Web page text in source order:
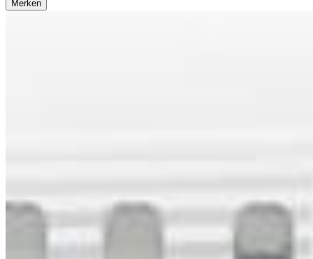
Merken